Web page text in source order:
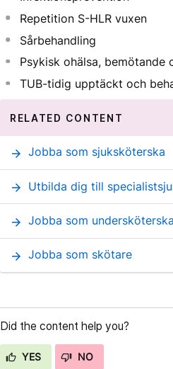
Repetition S-HLR vuxen
Sårbehandling
Psykisk ohälsa, bemötande
TUB-tidig upptäckt och
RELATED CONTENT
arrow_forward Jobba som sjuksköterska
arrow_forward Utbilda dig till
arrow_forward Jobba som undersköterska
arrow_forward Jobba som skötare
Did the content help you?
YES NO